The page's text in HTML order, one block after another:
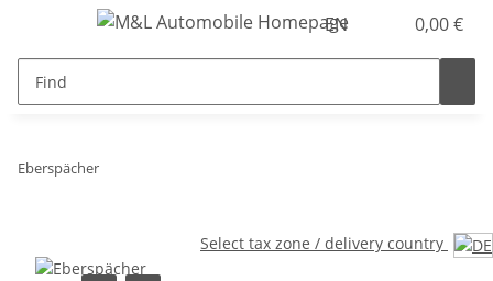
EN 0,00 €
Eberspächer
Select tax zone / delivery country